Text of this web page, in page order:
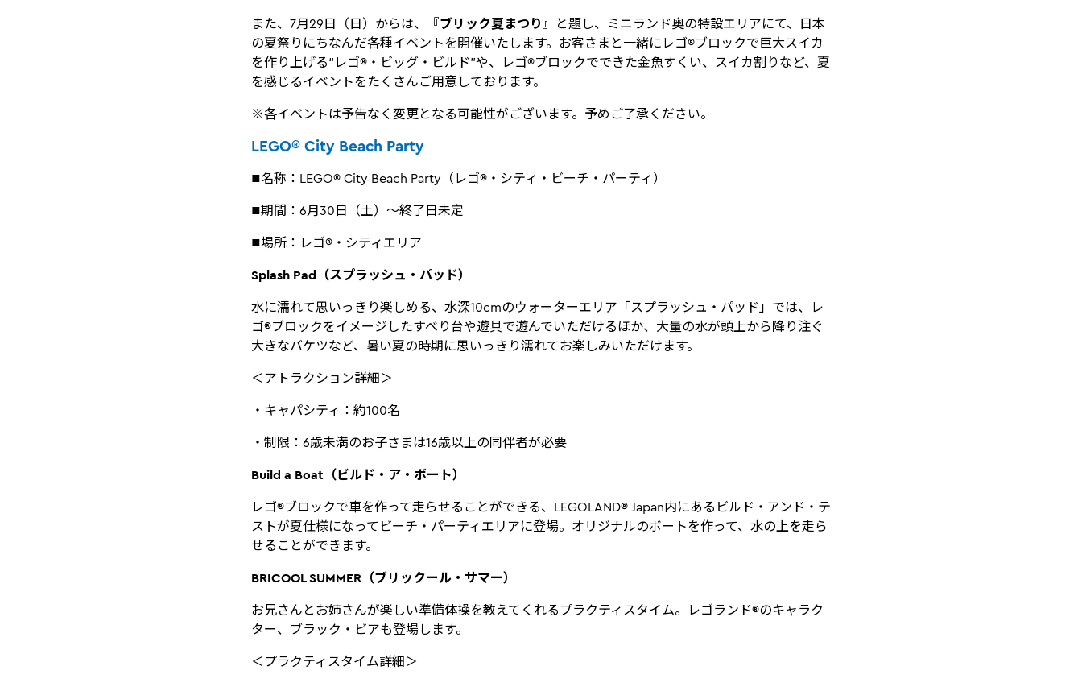
また、7月29日（日）からは、
『ブリック夏まつり』
と題し、ミニランド奥の特設エリアにて、日本
の夏祭りにちなんだ各種イベントを開催いたします。お客さまと一緒にレゴ®ブロックで巨大スイカ
を作り上げる“レゴ®・ビッグ・ビルド”や、レゴ®ブロックでできた金魚すくい、スイカ割りなど、夏
を感じるイベントをたくさんご用意しております。
※各イベントは予告なく変更となる可能性がございます。予めご了承ください。
LEGO® City Beach Party
■名称：LEGO® City Beach Party（レゴ®・シティ・ビーチ・パーティ）
■期間：6月30日（土）～終了日未定
■場所：レゴ®・シティエリア
Splash Pad（スプラッシュ・パッド）
水に濡れて思いっきり楽しめる、水深10cmのウォーターエリア「スプラッシュ・パッド」では、レ
ゴ®ブロックをイメージしたすべり台や遊具で遊んでいただけるほか、大量の水が頭上から降り注ぐ
大きなバケツなど、暑い夏の時期に思いっきり濡れてお楽しみいただけます。
＜アトラクション詳細＞
・キャパシティ：約100名
・制限：6歳未満のお子さまは16歳以上の同伴者が必要
Build a Boat（ビルド・ア・ボート）
レゴ®ブロックで車を作って走らせることができる、LEGOLAND® Japan内にあるビルド・アンド・テ
ストが夏仕様になってビーチ・パーティエリアに登場。オリジナルのボートを作って、水の上を走ら
せることができます。
BRICOOL SUMMER（ブリックール・サマー）
お兄さんとお姉さんが楽しい準備体操を教えてくれるプラクティスタイム。レゴランド®のキャラク
ター、ブラック・ビアも登場します。
＜プラクティスタイム詳細＞